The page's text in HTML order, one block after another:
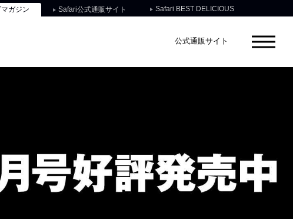
ガジン Safari公式通販サイト Safari BEST DELICIOUS
公式通販サイト